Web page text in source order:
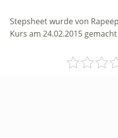
Stepsheet wurde von
Kurs am 24.02.2015 gemacht